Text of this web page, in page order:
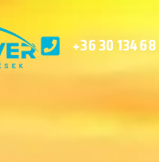
+36 30 134